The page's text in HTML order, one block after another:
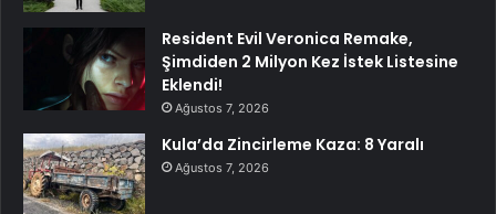
Resident Evil Veronica Remake,
Şimdiden 2 Milyon Kez İstek Listesine
Eklendi!
Ağustos 7, 2026
Kula’da Zincirleme Kaza: 8 Yaralı
Ağustos 7, 2026